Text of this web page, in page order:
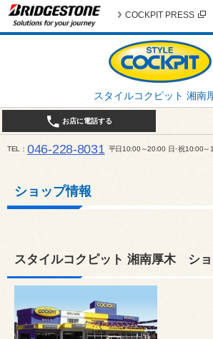
スタイルコクピット 湘南
COCKPIT PRESS
お店に電話する
TEL 046-228-8031 平日10:00～20:00 日･祝10:00～
ショップ情報
スタイルコクピット 湘南厚木 シ